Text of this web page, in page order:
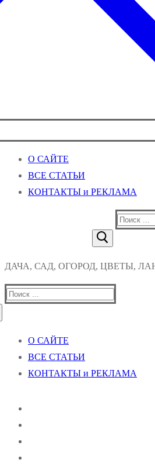
О САЙТЕ
ВСЕ СТАТЬИ
КОНТАКТЫ и РЕКЛАМА
Найти:
ДАЧА, САД, ОГОРОД, ЦВЕТЫ,
Найти:
О САЙТЕ
ВСЕ СТАТЬИ
КОНТАКТЫ и РЕКЛАМА